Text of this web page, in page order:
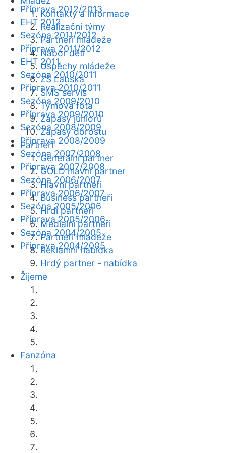
Kontakty a informace
Realizační týmy
Partneři mládeže
Nábor dětí
Úspěchy mládeže
ZŠ Labská
SMS servis
Týmová fota
Zápasy juniorů
Zápasy dorostu
Partneři
Generální partner
GOLD hlavní partner
Hlavní partneři
Business partneři
Hrdí partneři
Mediální partneři
Partneři mládeže
Reklamní nabídka
Hrdý partner - nabídka
Žijeme
Fanzóna
Příprava 2012/2013
EHT 2012
Sezóna 2011/2012
Příprava 2011/2012
EHT 2011
Sezóna 2010/2011
Příprava 2010/2011
Sezóna 2009/2010
Příprava 2009/2010
Sezóna 2008/2009
Příprava 2008/2009
Sezóna 2007/2008
Příprava 2007/2008
Sezóna 2006/2007
Příprava 2006/2007
Sezóna 2005/2006
Příprava 2005/2006
Sezóna 2004/2005
Příprava 2004/2005